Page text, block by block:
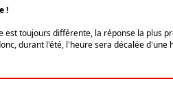
!
toujours différente, la réponse la plus
durant l'été, l'heure sera décalée